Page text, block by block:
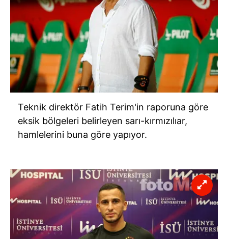
Teknik direktör Fatih Terim'in raporuna göre
eksik bölgeleri belirleyen sarı-kırmızılıar,
hamlelerini buna göre yapıyor.